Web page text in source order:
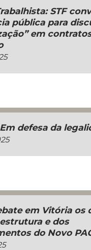
STF
pública para
em
defesa da
em Vitória os
e dos
do Novo